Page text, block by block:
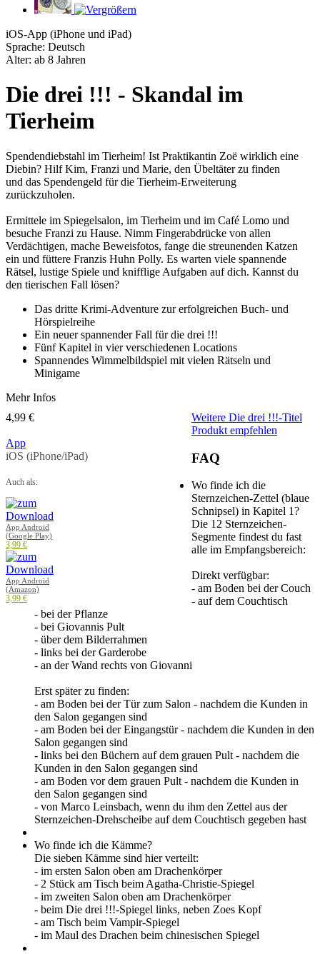
iOS-App (iPhone und iPad)
Sprache: Deutsch
Alter: ab 8 Jahren
Die drei !!! - Skandal im
Tierheim
Spendendiebstahl im Tierheim! Ist Praktikantin Zoë wirklich eine
Diebin? Hilf Kim, Franzi und Marie, den Übeltäter zu finden
und das Spendengeld für die Tierheim-Erweiterung
zurückzuholen.
Ermittele im Spiegelsalon, im Tierheim und im Café Lomo und
besuche Franzi zu Hause. Nimm Fingerabdrücke von allen
Verdächtigen, mache Beweisfotos, fange die streunenden Katzen
ein und füttere Franzis Huhn Polly. Es warten viele spannende
Rätsel, lustige Spiele und knifflige Aufgaben auf dich. Kannst du
den tierischen Fall lösen?
Das dritte Krimi-Adventure zur erfolgreichen Buch- und
Hörspielreihe
Ein neuer spannender Fall für die drei !!!
Fünf Kapitel in vier verschiedenen Locations
Spannendes Wimmelbildspiel mit vielen Rätseln und
Minigame
Mehr Infos
4,99 €
App
iOS (iPhone/iPad)
Auch als:
App Android
(Google Play)
3,99 €
App Android
(Amazon)
3,99 €
Weitere Die drei !!!-Titel
Produkt empfehlen
FAQ
Wo finde ich die
Sternzeichen-Zettel (blaue
Schnipsel) in Kapitel 1?
Die 12 Sternzeichen-
Segmente findest du fast
alle im Empfangsbereich:
Direkt verfügbar:
- am Boden bei der Couch
- auf dem Couchtisch
- bei der Pflanze
- bei Giovannis Pult
- über dem Bilderrahmen
- links bei der Garderobe
- an der Wand rechts von Giovanni
Erst später zu finden:
- am Boden bei der Tür zum Salon - nachdem die Kunden in
den Salon gegangen sind
- am Boden bei der Eingangstür - nachdem die Kunden in den
Salon gegangen sind
- links bei den Büchern auf dem grauen Pult - nachdem die
Kunden in den Salon gegangen sind
- am Boden vor dem grauen Pult - nachdem die Kunden in
den Salon gegangen sind
- von Marco Leinsbach, wenn du ihm den Zettel aus der
Sternzeichen-Drehscheibe auf dem Couchtisch gegeben hast
Wo finde ich die Kämme?
Die sieben Kämme sind hier verteilt:
- im ersten Salon oben am Drachenkörper
- 2 Stück am Tisch beim Agatha-Christie-Spiegel
- im zweiten Salon oben am Drachenkörper
- beim Die drei !!!-Spiegel links, neben Zoes Kopf
- am Tisch beim Vampir-Spiegel
- im Maul des Drachen beim chinesischen Spiegel